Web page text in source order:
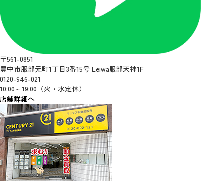
〒561-0851
豊中市服部元町1丁目3番15号 Leiwa服部天神1F
0120-946-021
10:00～19:00（火・水定休）
店舗詳細へ